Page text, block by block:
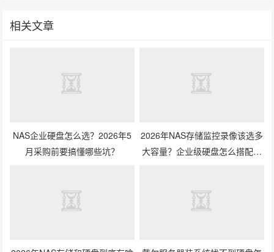
相关文章
NAS企业硬盘怎么选？2026年5
月采购前要搞懂哪些坑？
2026年NAS存储监控录像该选多
大容量？企业级硬盘怎么搭配才